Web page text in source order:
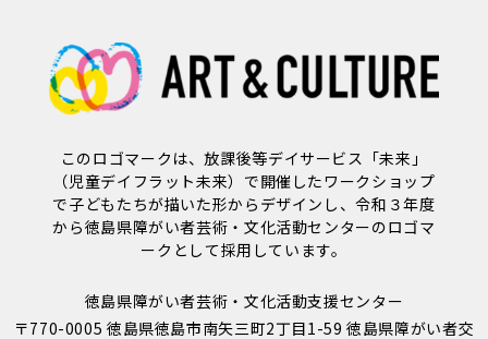
このロゴマークは、放課後等デイサービス「未来」
（児童デイフラット未来）で開催したワークショップ
で子どもたちが描いた形からデザインし、令和３年度
から徳島県障がい者芸術・文化活動センターのロゴマ
ークとして採用しています。
徳島県障がい者芸術・文化活動支援センター
〒770-0005 徳島県徳島市南矢三町2丁目1-59 徳島県障がい者交